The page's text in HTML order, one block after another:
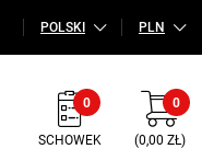
POLSKI PLN
0
SCHOWEK
0
(0,00 ZŁ)